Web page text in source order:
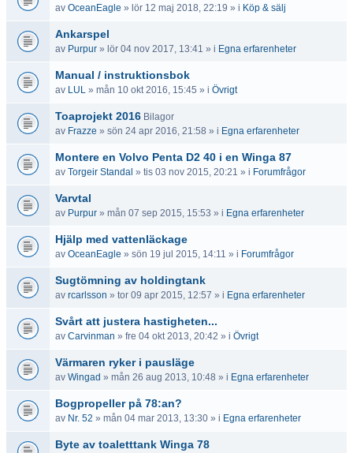
av OceanEagle » lör 12 maj 2018, 22:19 » i Köp & sälj
Ankarspel
av Purpur » lör 04 nov 2017, 13:41 » i Egna erfarenheter
Manual / instruktionsbok
av LUL » mån 10 okt 2016, 15:45 » i Övrigt
Toaprojekt 2016 Bilagor
av Frazze » sön 24 apr 2016, 21:58 » i Egna erfarenheter
Montere en Volvo Penta D2 40 i en Winga 87
av Torgeir Standal » tis 03 nov 2015, 20:21 » i Forumfrågor
Varvtal
av Purpur » mån 07 sep 2015, 15:53 » i Egna erfarenheter
Hjälp med vattenläckage
av OceanEagle » sön 19 jul 2015, 14:11 » i Forumfrågor
Sugtömning av holdingtank
av rcarlsson » tor 09 apr 2015, 12:57 » i Egna erfarenheter
Svårt att justera hastigheten...
av Carvinman » fre 04 okt 2013, 20:42 » i Övrigt
Värmaren ryker i pausläge
av Wingad » mån 26 aug 2013, 10:48 » i Egna erfarenheter
Bogpropeller på 78:an?
av Nr. 52 » mån 04 mar 2013, 13:30 » i Egna erfarenheter
Byte av toaletttank Winga 78